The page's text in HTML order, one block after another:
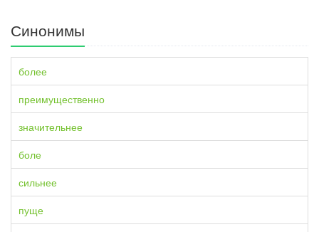
Синонимы
более
преимущественно
значительнее
боле
сильнее
пуще